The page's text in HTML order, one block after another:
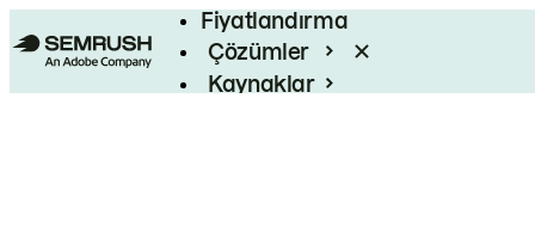
Fiyatlandırma
Çözümler
Kaynaklar